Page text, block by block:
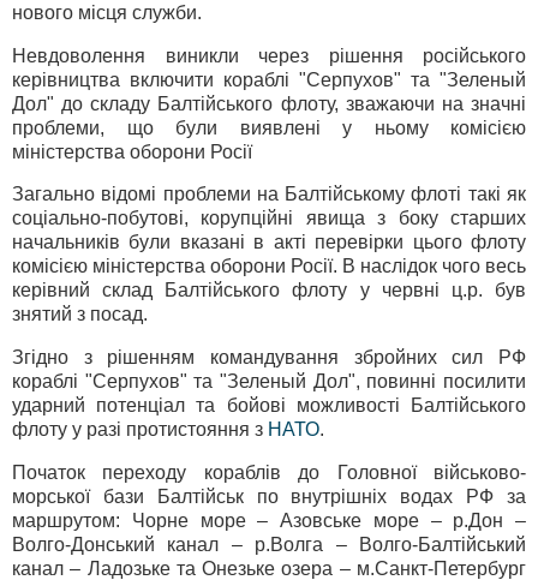
нового місця служби.
Невдоволення виникли через рішення російського
керівництва включити кораблі "Серпухов" та "Зеленый
Дол" до складу Балтійського флоту, зважаючи на значні
проблеми, що були виявлені у ньому комісією
міністерства оборони Росії
Загально відомі проблеми на Балтійському флоті такі як
соціально-побутові, корупційні явища з боку старших
начальників були вказані в акті перевірки цього флоту
комісією міністерства оборони Росії. В наслідок чого весь
керівний склад Балтійського флоту у червні ц.р. був
знятий з посад.
Згідно з рішенням командування збройних сил РФ
кораблі "Серпухов" та "Зеленый Дол", повинні посилити
ударний потенціал та бойові можливості Балтійського
флоту у разі протистояння з НАТО.
Початок переходу кораблів до Головної військово-
морської бази Балтійськ по внутрішніх водах РФ за
маршрутом: Чорне море – Азовське море – р.Дон –
Волго-Донський канал – р.Волга – Волго-Балтійський
канал – Ладозьке та Онезьке озера – м.Санкт-Петербург